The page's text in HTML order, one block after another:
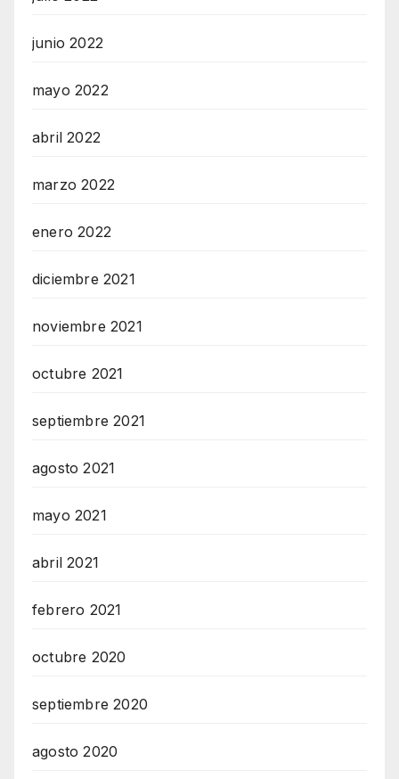
junio 2022
mayo 2022
abril 2022
marzo 2022
enero 2022
diciembre 2021
noviembre 2021
octubre 2021
septiembre 2021
agosto 2021
mayo 2021
abril 2021
febrero 2021
octubre 2020
septiembre 2020
agosto 2020